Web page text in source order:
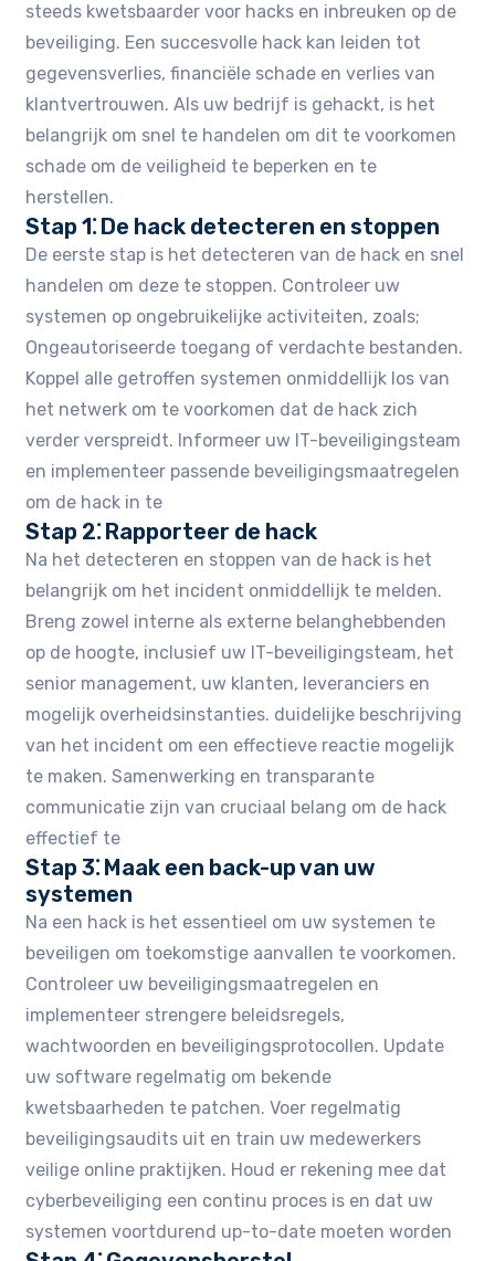
steeds kwetsbaarder voor hacks en inbreuken op de
beveiliging. Een succesvolle hack kan leiden tot
gegevensverlies, financiële schade en verlies van
klantvertrouwen. Als uw bedrijf is gehackt, is het
belangrijk om snel te handelen om dit te voorkomen
schade om de veiligheid te beperken en te
herstellen.
Stap 1⁚ De hack detecteren en stoppen
De eerste stap is het detecteren van de hack en snel
handelen om deze te stoppen. Controleer uw
systemen op ongebruikelijke activiteiten, zoals;
Ongeautoriseerde toegang of verdachte bestanden.
Koppel alle getroffen systemen onmiddellijk los van
het netwerk om te voorkomen dat de hack zich
verder verspreidt. Informeer uw IT-beveiligingsteam
en implementeer passende beveiligingsmaatregelen
om de hack in te
Stap 2⁚ Rapporteer de hack
Na het detecteren en stoppen van de hack is het
belangrijk om het incident onmiddellijk te melden.
Breng zowel interne als externe belanghebbenden
op de hoogte, inclusief uw IT-beveiligingsteam, het
senior management, uw klanten, leveranciers en
mogelijk overheidsinstanties. duidelijke beschrijving
van het incident om een effectieve reactie mogelijk
te maken. Samenwerking en transparante
communicatie zijn van cruciaal belang om de hack
effectief te
Stap 3⁚ Maak een back-up van uw
systemen
Na een hack is het essentieel om uw systemen te
beveiligen om toekomstige aanvallen te voorkomen.
Controleer uw beveiligingsmaatregelen en
implementeer strengere beleidsregels,
wachtwoorden en beveiligingsprotocollen. Update
uw software regelmatig om bekende
kwetsbaarheden te patchen. Voer regelmatig
beveiligingsaudits uit en train uw medewerkers
veilige online praktijken. Houd er rekening mee dat
cyberbeveiliging een continu proces is en dat uw
systemen voortdurend up-to-date moeten worden